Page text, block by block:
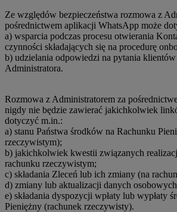
Ze względów bezpieczeństwa rozmowa z
pośrednictwem aplikacji WhatsApp może
a) wsparcia podczas procesu otwierania
czynności składających się na procedurę
b) udzielania odpowiedzi na pytania klientów
Administratora.
Rozmowa z Administratorem za
nigdy nie będzie zawierać jakichkolwiek
dotyczyć m.in.:
a) stanu Państwa środków na Rachunku
rzeczywistym);
b) jakichkolwiek kwestii związanych
rachunku rzeczywistym;
c) składania Zleceń lub ich zmiany (na
d) zmiany lub aktualizacji danych
e) składania dyspozycji wpłaty lub wypłaty
Pieniężny (rachunek rzeczywisty).